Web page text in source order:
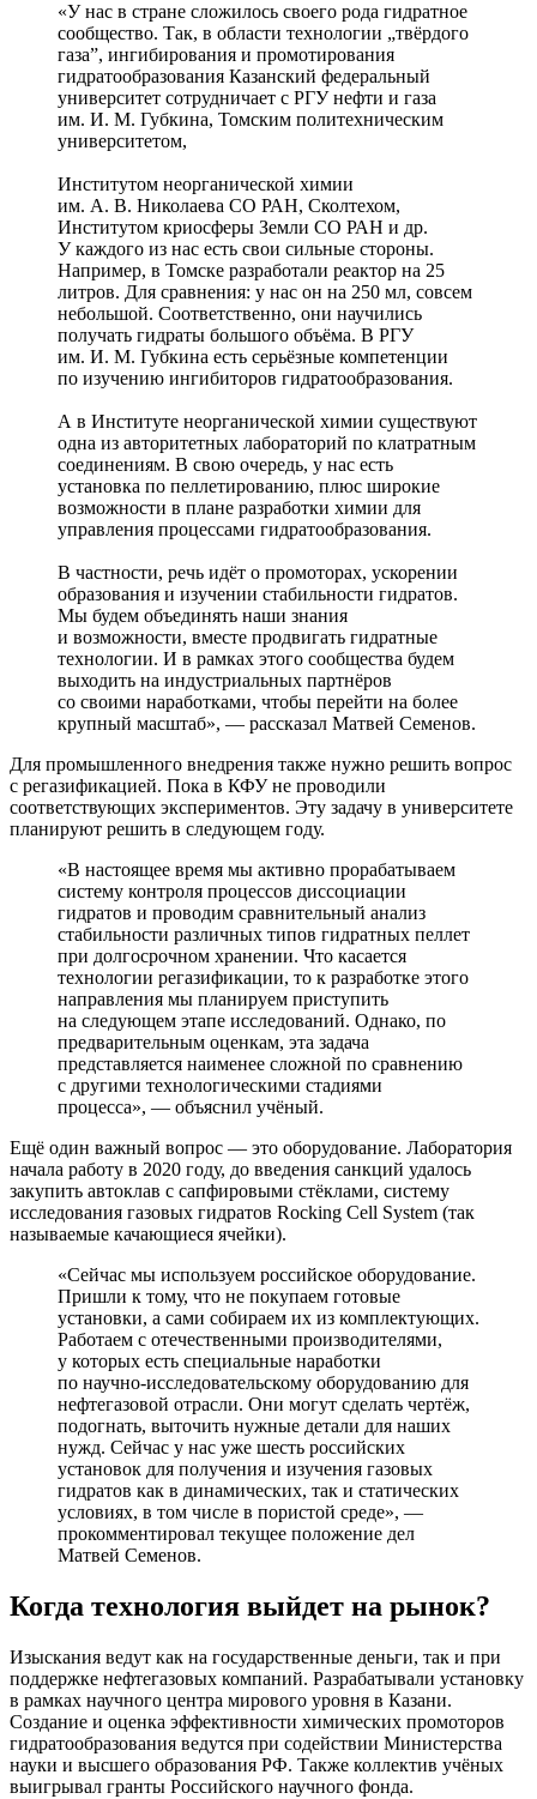
«У нас в стране сложилось своего рода гидратное
сообщество. Так, в области технологии „твёрдого
газа”, ингибирования и промотирования
гидратообразования Казанский федеральный
университет сотрудничает с РГУ нефти и газа
им. И. М. Губкина, Томским политехническим
университетом,
Институтом неорганической химии
им. А. В. Николаева СО РАН, Сколтехом,
Институтом криосферы Земли СО РАН и др.
У каждого из нас есть свои сильные стороны.
Например, в Томске разработали реактор на 25
литров. Для сравнения: у нас он на 250 мл, совсем
небольшой. Соответственно, они научились
получать гидраты большого объёма. В РГУ
им. И. М. Губкина есть серьёзные компетенции
по изучению ингибиторов гидратообразования.
А в Институте неорганической химии существуют
одна из авторитетных лабораторий по клатратным
соединениям. В свою очередь, у нас есть
установка по пеллетированию, плюс широкие
возможности в плане разработки химии для
управления процессами гидратообразования.
В частности, речь идёт о промоторах, ускорении
образования и изучении стабильности гидратов.
Мы будем объединять наши знания
и возможности, вместе продвигать гидратные
технологии. И в рамках этого сообщества будем
выходить на индустриальных партнёров
со своими наработками, чтобы перейти на более
крупный масштаб», ― рассказал Матвей Семенов.
Для промышленного внедрения также нужно решить вопрос
с регазификацией. Пока в КФУ не проводили
соответствующих экспериментов. Эту задачу в университете
планируют решить в следующем году.
«В настоящее время мы активно прорабатываем
систему контроля процессов диссоциации
гидратов и проводим сравнительный анализ
стабильности различных типов гидратных пеллет
при долгосрочном хранении. Что касается
технологии регазификации, то к разработке этого
направления мы планируем приступить
на следующем этапе исследований. Однако, по
предварительным оценкам, эта задача
представляется наименее сложной по сравнению
с другими технологическими стадиями
процесса», ― объяснил учёный.
Ещё один важный вопрос ― это оборудование. Лаборатория
начала работу в 2020 году, до введения санкций удалось
закупить автоклав с сапфировыми стёклами, систему
исследования газовых гидратов Rocking Cell System (так
называемые качающиеся ячейки).
«Сейчас мы используем российское оборудование.
Пришли к тому, что не покупаем готовые
установки, а сами собираем их из комплектующих.
Работаем с отечественными производителями,
у которых есть специальные наработки
по научно-­исследовательскому оборудованию для
нефтегазовой отрасли. Они могут сделать чертёж,
подогнать, выточить нужные детали для наших
нужд. Сейчас у нас уже шесть российских
установок для получения и изучения газовых
гидратов как в динамических, так и статических
условиях, в том числе в пористой среде», ―
прокомментировал текущее положение дел
Матвей Семенов.
Когда технология выйдет на рынок?
Изыскания ведут как на государственные деньги, так и при
поддержке нефтегазовых компаний. Разрабатывали установку
в рамках научного центра мирового уровня в Казани.
Создание и оценка эффективности химических промоторов
гидратообразования ведутся при содействии Министерства
науки и высшего образования РФ. Также коллектив учёных
выигрывал гранты Российского научного фонда.